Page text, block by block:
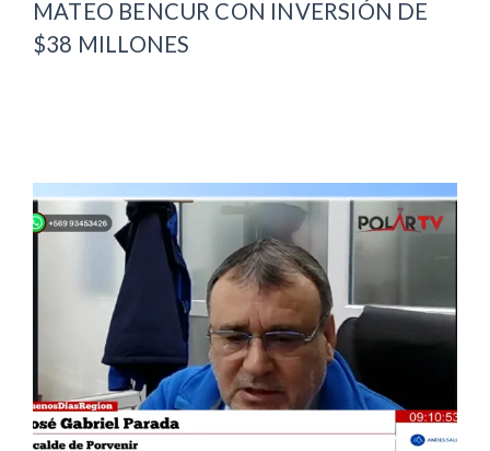
MATEO BENCUR CON INVERSIÓN DE
$38 MILLONES